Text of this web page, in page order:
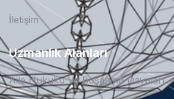
İletişim
Uzmanlık Alanları
Aile Hukuku Ve Boşanma Davaları